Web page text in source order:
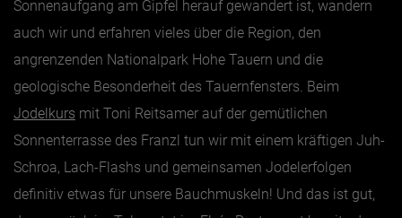
Sonnenaufgang am Gipfel herauf gewandert ist, wandern
auch wir und erfahren vieles über die Region, den
angrenzenden Nationalpark Hohe Tauern und die
geologische Besonderheit des Tauernfensters. Beim
Jodelkurs mit Toni Reitsamer auf der gemütlichen
Sonnenterrasse des Franzl tun wir mit einem kräftigen Juh-
Schroa, Lach-Flashs und gemeinsamen Jodelerfolgen
definitiv etwas für unsere Bauchmuskeln! Und das ist gut,